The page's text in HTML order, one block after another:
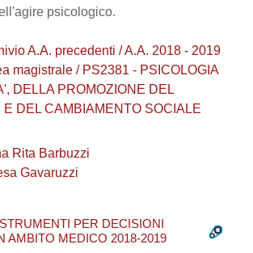
psicologico.
A.A. precedenti / A.A. 2018 - 2019
magistrale / PS2381 - PSICOLOGIA
DELLA PROMOZIONE DEL
DEL CAMBIAMENTO SOCIALE
Rita Barbuzzi
Gavaruzzi
PER DECISIONI
AMBITO MEDICO 2018-2019